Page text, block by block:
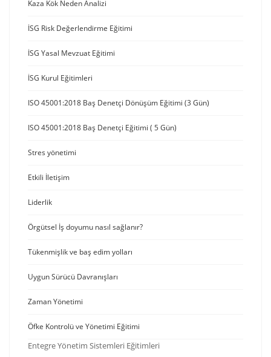
Kaza Kök Neden Analizi
İSG Risk Değerlendirme Eğitimi
İSG Yasal Mevzuat Eğitimi
İSG Kurul Eğitimleri
ISO 45001:2018 Baş Denetçi Dönüşüm Eğitimi (3 Gün)
ISO 45001:2018 Baş Denetçi Eğitimi ( 5 Gün)
Stres yönetimi
Etkili İletişim
Liderlik
Örgütsel İş doyumu nasıl sağlanır?
Tükenmişlik ve baş edim yolları
Uygun Sürücü Davranışları
Zaman Yönetimi
Öfke Kontrolü ve Yönetimi Eğitimi
Entegre Yönetim Sistemleri Eğitimleri